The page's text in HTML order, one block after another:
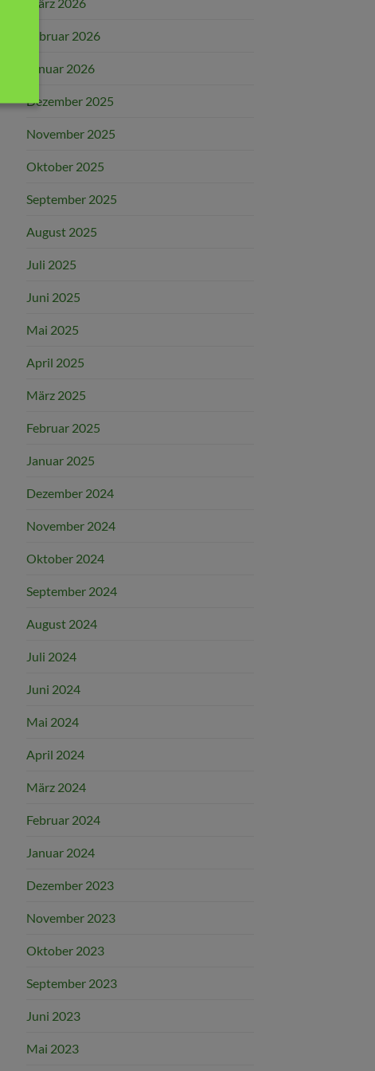
Februar 2026
Januar 2026
Dezember 2025
November 2025
Oktober 2025
September 2025
August 2025
Juli 2025
Juni 2025
Mai 2025
April 2025
März 2025
Februar 2025
Januar 2025
Dezember 2024
November 2024
Oktober 2024
September 2024
August 2024
Juli 2024
Juni 2024
Mai 2024
April 2024
März 2024
Februar 2024
Januar 2024
Dezember 2023
November 2023
Oktober 2023
September 2023
Juni 2023
Mai 2023